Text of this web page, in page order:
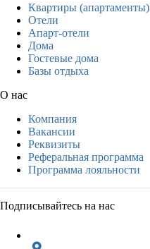
Квартиры (апартаменты)
Отели
Апарт-отели
Дома
Гостевые дома
Базы отдыха
О нас
Компания
Вакансии
Реквизиты
Реферальная программа
Программа лояльности
Подписывайтесь на нас